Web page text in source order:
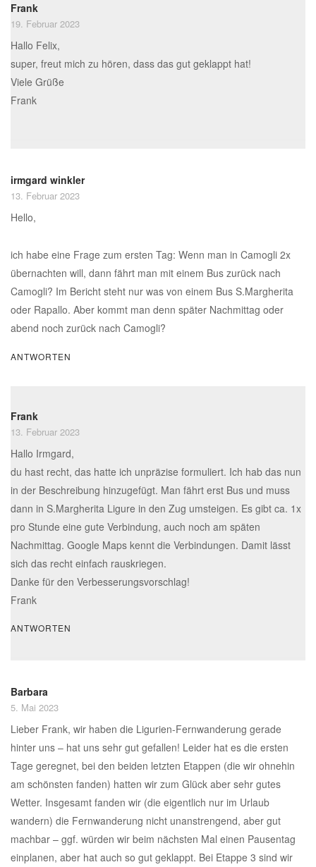
Frank
19. Februar 2023
Hallo Felix,
super, freut mich zu hören, dass das gut geklappt hat!
Viele Grüße
Frank
irmgard winkler
13. Februar 2023
Hello,
ich habe eine Frage zum ersten Tag: Wenn man in Camogli 2x
übernachten will, dann fährt man mit einem Bus zurück nach
Camogli? Im Bericht steht nur was von einem Bus S.Margherita
oder Rapallo. Aber kommt man denn später Nachmittag oder
abend noch zurück nach Camogli?
ANTWORTEN
Frank
13. Februar 2023
Hallo Irmgard,
du hast recht, das hatte ich unpräzise formuliert. Ich hab das nun
in der Beschreibung hinzugefügt. Man fährt erst Bus und muss
dann in S.Margherita Ligure in den Zug umsteigen. Es gibt ca. 1x
pro Stunde eine gute Verbindung, auch noch am späten
Nachmittag. Google Maps kennt die Verbindungen. Damit lässt
sich das recht einfach rauskriegen.
Danke für den Verbesserungsvorschlag!
Frank
ANTWORTEN
Barbara
5. Mai 2023
Lieber Frank, wir haben die Ligurien-Fernwanderung gerade
hinter uns – hat uns sehr gut gefallen! Leider hat es die ersten
Tage geregnet, bei den beiden letzten Etappen (die wir ohnehin
am schönsten fanden) hatten wir zum Glück aber sehr gutes
Wetter. Insgesamt fanden wir (die eigentlich nur im Urlaub
wandern) die Fernwanderung nicht unanstrengend, aber gut
machbar – ggf. würden wir beim nächsten Mal einen Pausentag
einplanen, aber hat auch so gut geklappt. Bei Etappe 3 sind wir